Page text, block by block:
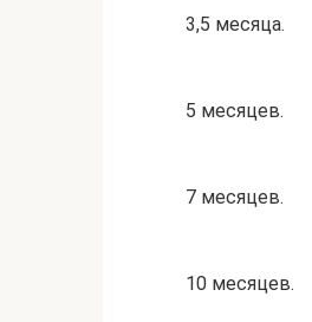
3,5 месяца.
5 месяцев.
7 месяцев.
10 месяцев.